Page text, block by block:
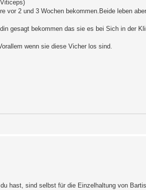
vor 2 und 3 Wochen bekommen.Beide leben
gesagt bekommen das sie es bei Sich in der
wenn sie diese Vicher los sind.
hast, sind selbst für die Einzelhaltung von